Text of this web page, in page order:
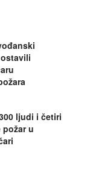
ljudi i četiri
u